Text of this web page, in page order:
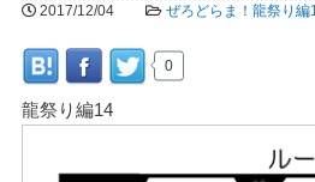
ン
ツ
へ
2017/12/04 ぜろどらま！龍祭り編
0
龍祭り編14